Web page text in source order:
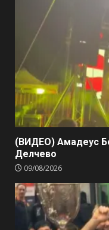
(ВИДЕО) Амадеус
Делчево
09/08/2026